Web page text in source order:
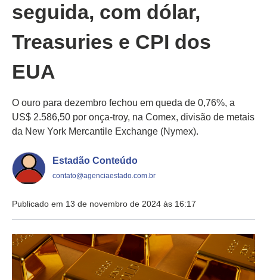
seguida, com dólar,
Treasuries e CPI dos
EUA
O ouro para dezembro fechou em queda de 0,76%, a
US$ 2.586,50 por onça-troy, na Comex, divisão de metais
da New York Mercantile Exchange (Nymex).
Estadão Conteúdo
contato@agenciaestado.com.br
Publicado em 13 de novembro de 2024 às 16:17